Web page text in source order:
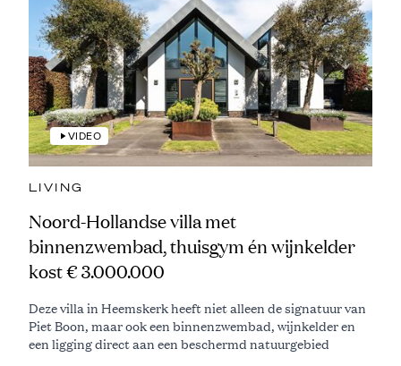
VIDEO
LIVING
Noord-Hollandse villa met
binnenzwembad, thuisgym én wijnkelder
kost € 3.000.000
Deze villa in Heemskerk heeft niet alleen de signatuur van
Piet Boon, maar ook een binnenzwembad, wijnkelder en
een ligging direct aan een beschermd natuurgebied